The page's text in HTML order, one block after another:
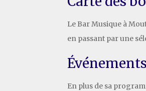
Le Bar Musique à
en passant par une
En plus de sa